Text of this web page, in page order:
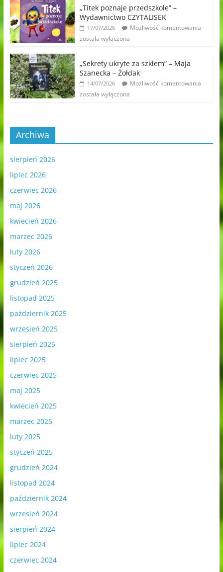
„Titek poznaje przedszkole” –
Wydawnictwo CZYTALISEK
17/07/2026
Możliwość komentowania
została wyłączona
„Sekrety ukryte za szkłem” – Maja
Szanecka – Żołdak
14/07/2026
Możliwość komentowania
została wyłączona
Archiwa
sierpień 2026
lipiec 2026
czerwiec 2026
maj 2026
kwiecień 2026
marzec 2026
luty 2026
styczeń 2026
grudzień 2025
listopad 2025
październik 2025
wrzesień 2025
sierpień 2025
lipiec 2025
czerwiec 2025
maj 2025
kwiecień 2025
marzec 2025
luty 2025
styczeń 2025
grudzień 2024
listopad 2024
październik 2024
wrzesień 2024
sierpień 2024
lipiec 2024
czerwiec 2024